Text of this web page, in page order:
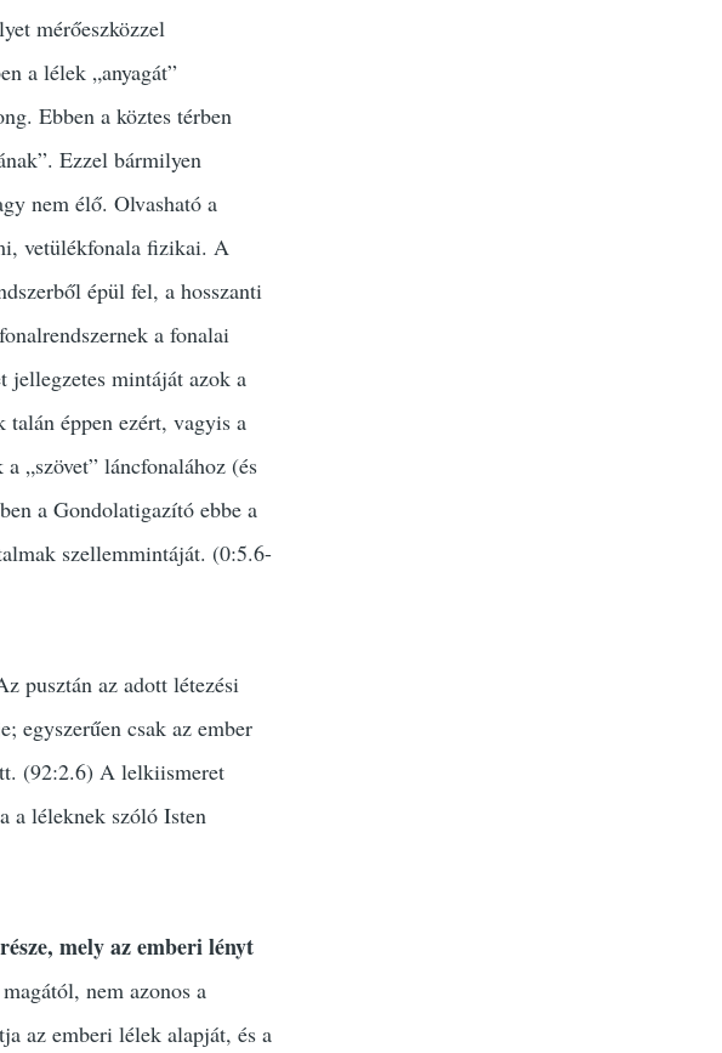
mérőeszközzel
a lélek „anyagát”
Ebben a köztes térben
Ezzel bármilyen
nem élő. Olvasható a
vetülékfonala fizikai. A
épül fel, a hosszanti
a fonalai
jellegzetes mintáját azok a
éppen ezért, vagyis a
„szövet” láncfonalához (és
a Gondolatigazító ebbe a
szellemmintáját. (0:5.6-
pusztán az adott létezési
egyszerűen csak az ember
(92:2.6) A lelkiismeret
a léleknek szóló Isten
mely az emberi lényt
nem azonos a
az emberi lélek alapját, és a